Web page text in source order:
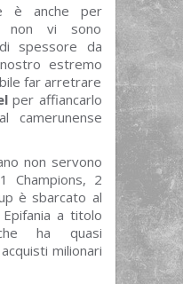
è anche per
non vi sono
spessore da
estremo
far arretrare
per affiancarlo
camerunense
non servono
Champions, 2
è sbarcato al
a titolo
ha quasi
milionari